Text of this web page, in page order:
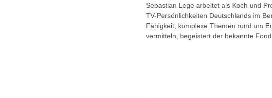
Sebastian Lege arbeitet als Koch und
TV-Persönlichkeiten Deutschlands im
Fähigkeit, komplexe Themen rund um
vermitteln, begeistert der bekannte